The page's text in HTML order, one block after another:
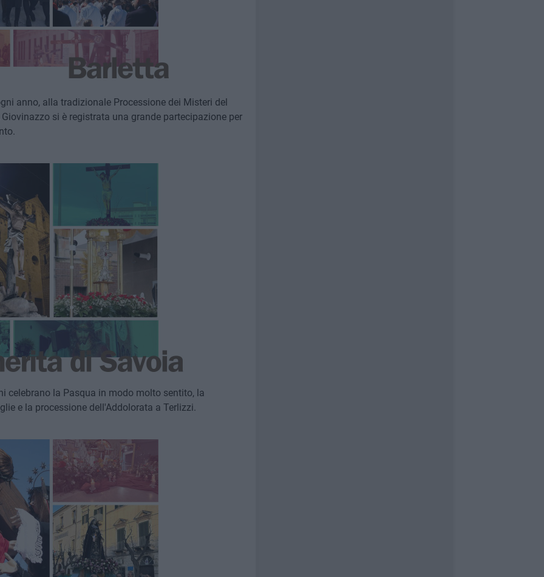
anno, alla tradizionale Processione dei Misteri del
si è registrata una grande partecipazione per
celebrano la Pasqua in modo molto sentito, la
e la processione dell'Addolorata a Terlizzi.